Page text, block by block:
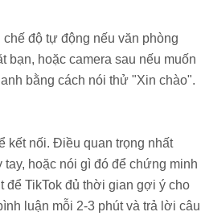
độ tự động nếu văn phòng
bạn, hoặc camera sau nếu muốn
bằng cách nói thử "Xin chào".
kết nối. Điều quan trọng nhất
hoặc nói gì đó để chứng minh
để TikTok đủ thời gian gợi ý cho
luận mỗi 2-3 phút và trả lời câu